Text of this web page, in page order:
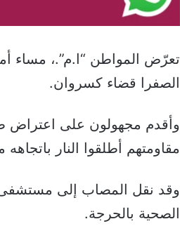
تعرّض المواطن “ا.م”.، مساء
الصفرا قضاء كسروان.
وأقدم مجهولون على اعتراض
مقاومتهم أطلقوا النار
وقد نقل المصاب إلى مستشفى
الصحية بالحرجة.